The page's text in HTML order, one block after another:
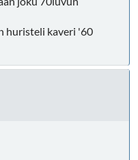
huristeli kaveri '60